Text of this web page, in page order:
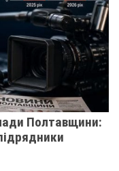
Полтавщини: